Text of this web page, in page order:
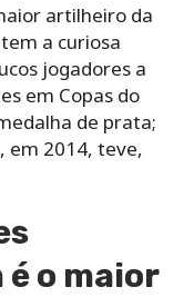
artilheiro da
a curiosa
jogadores a
em Copas do
de prata;
em 2014, teve,
o maior